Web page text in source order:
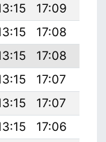
17:09
17:08
17:08
17:07
17:07
17:06